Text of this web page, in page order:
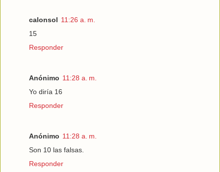
calonsol 11:26 a. m.
15
Responder
Anónimo 11:28 a. m.
Yo diría 16
Responder
Anónimo 11:28 a. m.
Son 10 las falsas.
Responder